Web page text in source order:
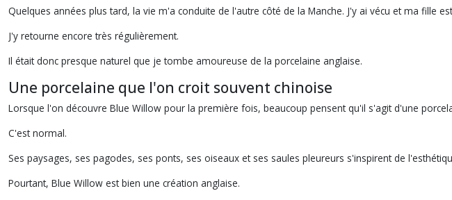
Quelques années plus tard, la vie m'a conduite de l'autre côté de la Manche. J'y ai vécu et ma fille
J'y retourne encore très régulièrement.
Il était donc presque naturel que je tombe amoureuse de la porcelaine anglaise.
Une porcelaine que l'on croit souvent chinoise
Lorsque l'on découvre Blue Willow pour la première fois, beaucoup pensent qu'il s'agit d'une
C'est normal.
Ses paysages, ses pagodes, ses ponts, ses oiseaux et ses saules pleureurs s'inspirent de
Pourtant, Blue Willow est bien une création anglaise.